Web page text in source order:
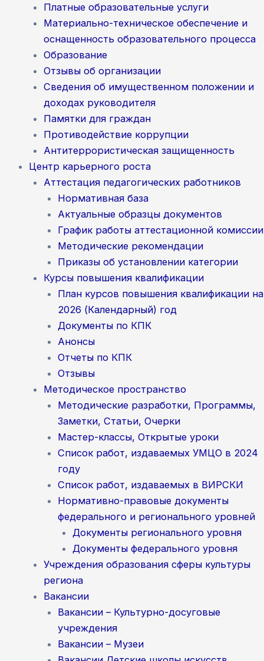
Платные образовательные услуги
Материально-техническое обеспечение и
оснащенность образовательного процесса
Образование
Отзывы об организации
Сведения об имущественном положении и
доходах руководителя
Памятки для граждан
Противодействие коррупции
Антитеррористическая защищенность
Центр карьерного роста
Аттестация педагогических работников
Нормативная база
Актуальные образцы документов
График работы аттестационной комиссии
Методические рекомендации
Приказы об установлении категории
Курсы повышения квалификации
План курсов повышения квалификации на
2026 (Календарный) год
Документы по КПК
Анонсы
Отчеты по КПК
Отзывы
Методическое пространство
Методические разработки, Программы,
Заметки, Статьи, Очерки
Мастер-классы, Открытые уроки
Список работ, издаваемых УМЦО в 2024
году
Список работ, издаваемых в ВИРСКИ
Нормативно-правовые документы
федерального и регионального уровней
Документы регионального уровня
Документы федерального уровня
Учреждения образования сферы культуры
региона
Вакансии
Вакансии – Культурно-досуговые
учреждения
Вакансии – Музеи